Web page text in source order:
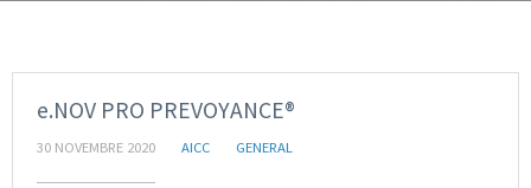
e.NOV PRO PREVOYANCE®
30 NOVEMBRE 2020 AICC GENERAL